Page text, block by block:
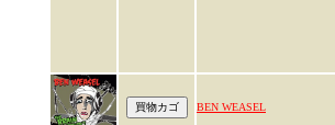
BEN WEASEL